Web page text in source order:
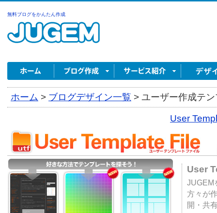
無料ブログをかんたん作成
ホーム > ブログデザイン一覧 > ユーザー作成テ
User
User
JUGEM
方々が
開・共